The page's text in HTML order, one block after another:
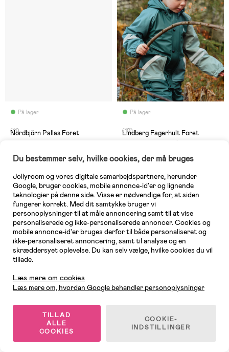
På lager
(11)
Nordbjörn Pallas Foret
349 kr
På lager
(10)
Lindberg Fagerhult Foret
Regnsæt, Lagoon/Mint Green
577 kr(Uden deal679 kr)
1 / 2
Du kan måske også lide
Vandtæt
Supergod pris
Du bestemmer selv, hvilke cookies, der må bruges
Jollyroom og vores digitale samarbejdspartnere, herunder
Google, bruger cookies, mobile annonce-id'er og lignende
teknologier på denne side. Visse er nødvendige for, at siden
fungerer korrekt. Med dit samtykke bruger vi
personoplysninger til at måle annoncering samt til at vise
personaliserede og ikke-personaliserede annoncer. Cookies og
mobile annonce-id'er bruges derfor til både personaliseret og
ikke-personaliseret annoncering, samt til analyse og en
skræddersyet oplevelse. Du kan selv vælge, hvilke cookies du vil
tillade.
Læs mere om cookies
Læs mere om, hvordan Google behandler personoplysninger
TILLAD
ALLE
COOKIES
COOKIE-
INDSTILLINGER